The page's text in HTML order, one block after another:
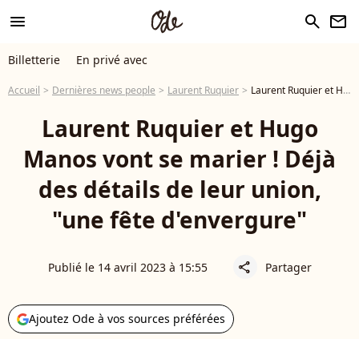
menu search newsletter
Billetterie En privé avec
Accueil Dernières news people Laurent Ruquier Laurent Ruquier et Hugo Manos vont se marier ! Déjà des détails de leur union, "une fête d'envergure"
Laurent Ruquier et Hugo
Manos vont se marier ! Déjà
des détails de leur union,
"une fête d'envergure"
Publié le 14 avril 2023 à 15:55 share Partager
Ajoutez Ode à vos sources préférées